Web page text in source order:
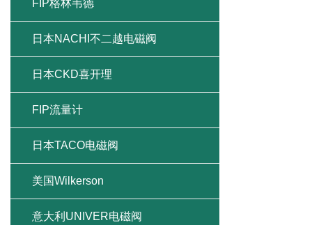
FIP格林韦德
日本NACHI不二越电磁阀
日本CKD喜开理
FIP流量计
日本TACO电磁阀
美国Wilkerson
意大利UNIVER电磁阀